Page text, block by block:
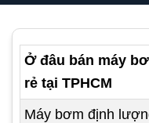
Ở đâu bán máy
rẻ tại TPHCM
Máy bơm định